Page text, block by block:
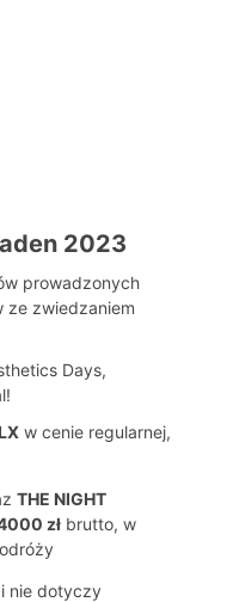
2023
prowadzonych
ze zwiedzaniem
Days,
w cenie regularnej,
THE NIGHT
zł brutto, w
nie dotyczy